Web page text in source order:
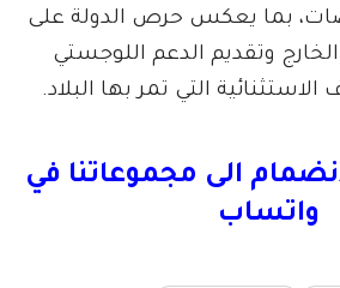
بما يعكس حرص الدولة على
وتقديم الدعم اللوجستي
التي تمر بها البلاد.
الى مجموعاتنا في
واتساب